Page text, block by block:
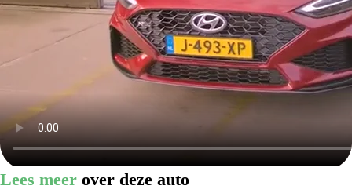
Lees meer over deze auto